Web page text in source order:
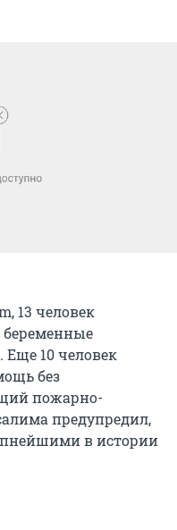
13 человек
беременные
10 человек
без
пожарно-
предупредил,
в истории